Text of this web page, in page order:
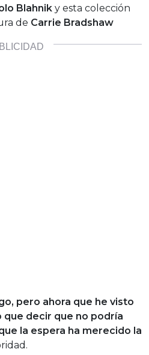
Blahnik y esta colección
de Carrie Bradshaw
pero ahora que he visto
que decir que no podría
la espera ha merecido la